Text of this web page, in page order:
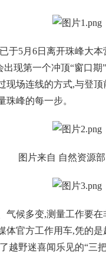
于5月6日离开珠峰大
现第一个冲顶“窗口
现场连线的方式,与登
珠峰的每一步。
图片来自 自然资源
气候多变,测量工作要
体官方工作用车,凭的
越野迷喜闻乐见的“三